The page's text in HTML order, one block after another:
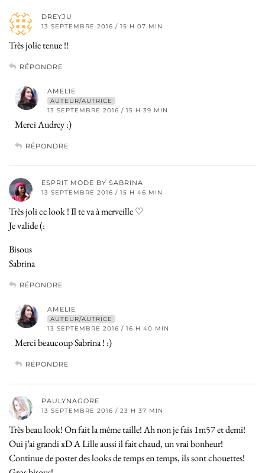
DREYJU
13 SEPTEMBRE 2016 / 15 H 07 MIN
Très jolie tenue !!
RÉPONDRE
AMELIE
AUTEUR/AUTRICE
13 SEPTEMBRE 2016 / 15 H 39 MIN
Merci Audrey :)
RÉPONDRE
ESPRIT MODE BY SABRINA
13 SEPTEMBRE 2016 / 15 H 46 MIN
Très joli ce look ! Il te va à merveille ♡
Je valide (:
Bisous
Sabrina
RÉPONDRE
AMELIE
AUTEUR/AUTRICE
13 SEPTEMBRE 2016 / 16 H 40 MIN
Merci beaucoup Sabrina ! :)
RÉPONDRE
PAULYNAGORE
13 SEPTEMBRE 2016 / 23 H 37 MIN
Très beau look! On fait la même taille! Ah non je fais 1m57 et demi!
Oui j’ai grandi xD A Lille aussi il fait chaud, un vrai bonheur!
Continue de poster des looks de temps en temps, ils sont chouettes!